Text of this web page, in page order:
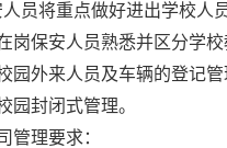
员将重点做好进出学校人
岗保安人员熟悉并区分学
园外来人员及车辆的登记管
园封闭式管理。
管理要求：